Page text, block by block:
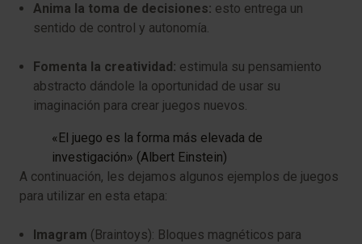
Anima la toma de decisiones: esto entrega un
sentido de control y autonomía.
Fomenta la creatividad: estimula su pensamiento
abstracto dándole la oportunidad de usar su
imaginación para crear juegos nuevos.
«El juego es la forma más elevada de
investigación» (Albert Einstein)
A continuación, les dejamos algunos ejemplos de juegos
para utilizar en esta etapa:
Imagram (Braintoys): Bloques magnéticos para